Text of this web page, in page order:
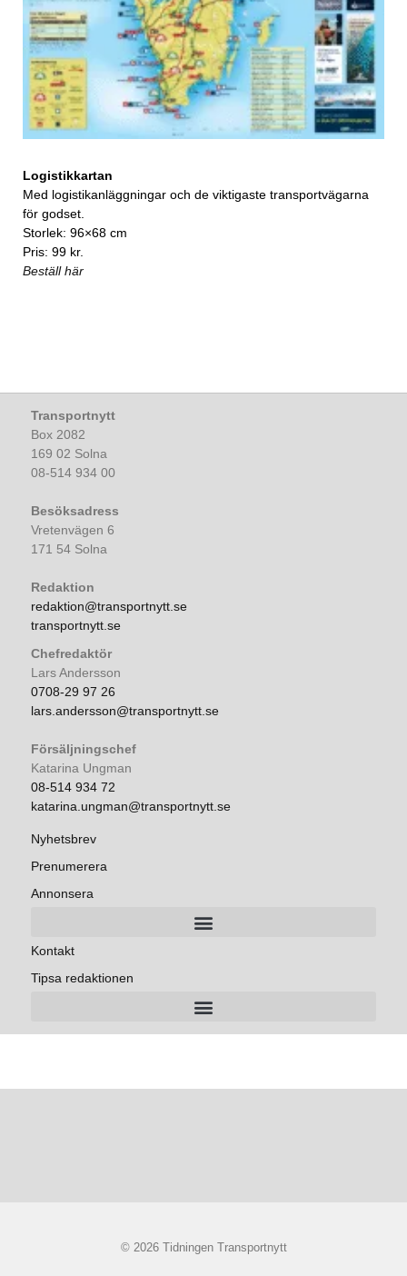
Logistikkartan
Med logistikanläggningar och de viktigaste transportvägarna
för godset.
Storlek: 96×68 cm
Pris: 99 kr.
Beställ här
Transportnytt
Box 2082
169 02 Solna
08-514 934 00
Besöksadress
Vretenvägen 6
171 54 Solna
Redaktion
redaktion@transportnytt.se
transportnytt.se
Chefredaktör
Lars Andersson
0708-29 97 26
lars.andersson@transportnytt.se
Försäljningschef
Katarina Ungman
08-514 934 72
katarina.ungman@transportnytt.se
Nyhetsbrev
Prenumerera
Annonsera
Kontakt
Tipsa redaktionen
© 2026 Tidningen Transportnytt